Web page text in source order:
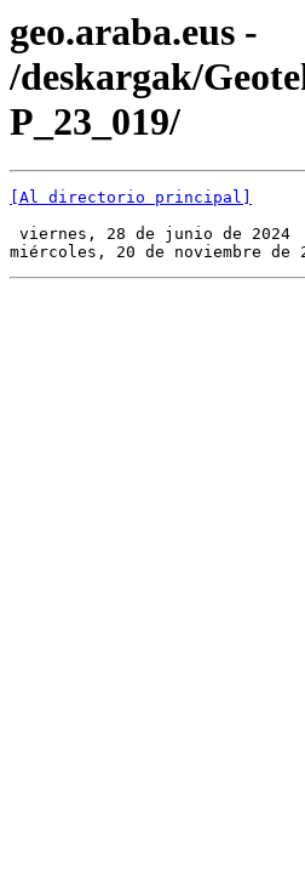
geo.araba.eus -
/deskargak/
P_23_019/
[Al directorio principal]
viernes, 28 de junio de
miércoles, 20 de noviembre